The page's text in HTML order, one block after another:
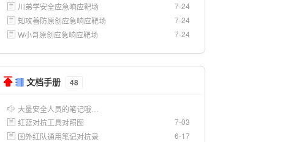
川弟学安全应急响应靶场
7-24
知攻善防原创应急响应靶场
7-24
W小哥原创应急响应靶场
7-24
文档手册 48
大量安全人员的笔记哦…
红蓝对抗工具对照图
7-03
国外红队通用笔记对抗录
6-17